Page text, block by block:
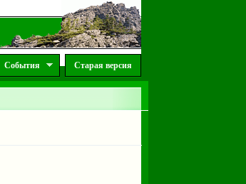
События Старая версия